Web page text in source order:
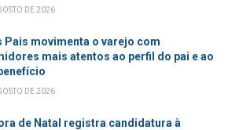
DE 2026
Pais movimenta o varejo com
mais atentos ao perfil do pai e ao
DE 2026
de Natal registra candidatura à